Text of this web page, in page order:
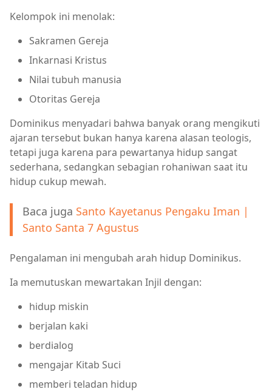
Kelompok ini menolak:
Sakramen Gereja
Inkarnasi Kristus
Nilai tubuh manusia
Otoritas Gereja
Dominikus menyadari bahwa banyak orang mengikuti
ajaran tersebut bukan hanya karena alasan teologis,
tetapi juga karena para pewartanya hidup sangat
sederhana, sedangkan sebagian rohaniwan saat itu
hidup cukup mewah.
Baca juga Santo Kayetanus Pengaku Iman |
Santo Santa 7 Agustus
Pengalaman ini mengubah arah hidup Dominikus.
Ia memutuskan mewartakan Injil dengan:
hidup miskin
berjalan kaki
berdialog
mengajar Kitab Suci
memberi teladan hidup